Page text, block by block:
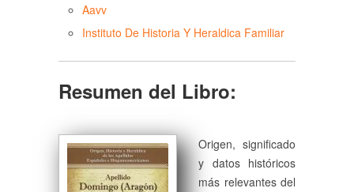
Aavv
Instituto De Historia Y Heraldica Familiar
Resumen del Libro:
Origen, significado
y datos históricos
más relevantes del